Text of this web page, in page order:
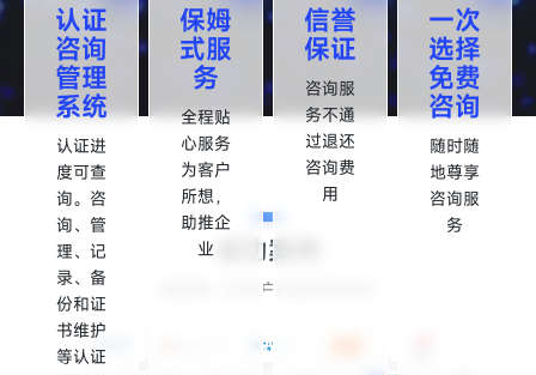
认证
咨询
管理
系统
认证进
度可查
询。咨
询、管
理、记
录、备
份和证
书维护
等认证
保姆
式服
务
全程贴
心服务
为客户
所想，
助推企
业
信誉
保证
咨询服
务不通
过退还
咨询费
用
一次
选择
免费
咨询
随时随
地尊享
咨询服
务
成功案例
感谢每一位客户的选择和信任